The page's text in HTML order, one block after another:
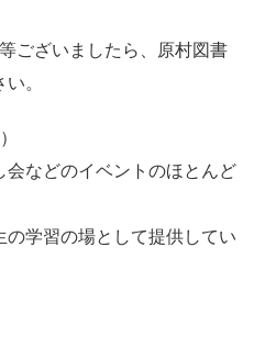
ございましたら、原村図書
。
などのイベントのほとんど
学習の場として提供してい